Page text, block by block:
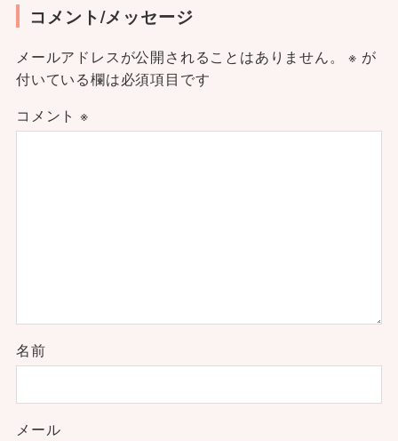
コメント/メッセージ
メールアドレスが公開されることはありません。 ※ が
付いている欄は必須項目です
コメント ※
名前
メール